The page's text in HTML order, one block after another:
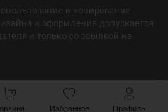
и копирование
и оформления допускается
и только со ссылкой на
Избранное Профиль